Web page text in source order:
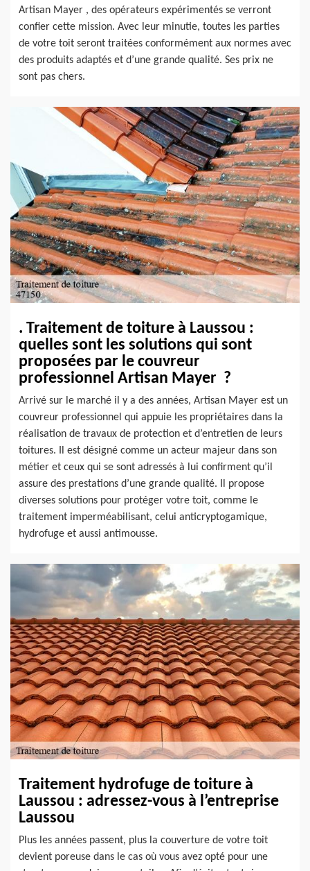
Artisan Mayer , des opérateurs expérimentés se verront
confier cette mission. Avec leur minutie, toutes les parties
de votre toit seront traitées conformément aux normes avec
des produits adaptés et d’une grande qualité. Ses prix ne
sont pas chers.
. Traitement de toiture à Laussou :
quelles sont les solutions qui sont
proposées par le couvreur
professionnel Artisan Mayer ?
Arrivé sur le marché il y a des années, Artisan Mayer est un
couvreur professionnel qui appuie les propriétaires dans la
réalisation de travaux de protection et d’entretien de leurs
toitures. Il est désigné comme un acteur majeur dans son
métier et ceux qui se sont adressés à lui confirment qu’il
assure des prestations d’une grande qualité. Il propose
diverses solutions pour protéger votre toit, comme le
traitement imperméabilisant, celui anticryptogamique,
hydrofuge et aussi antimousse.
Traitement hydrofuge de toiture à
Laussou : adressez-vous à l’entreprise
Laussou
Plus les années passent, plus la couverture de votre toit
devient poreuse dans le cas où vous avez opté pour une